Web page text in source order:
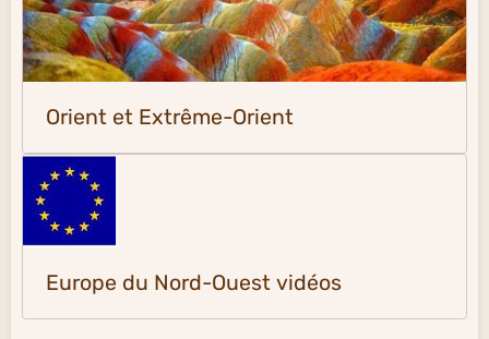
Orient et Extrême-Orient
Europe du Nord-Ouest vidéos